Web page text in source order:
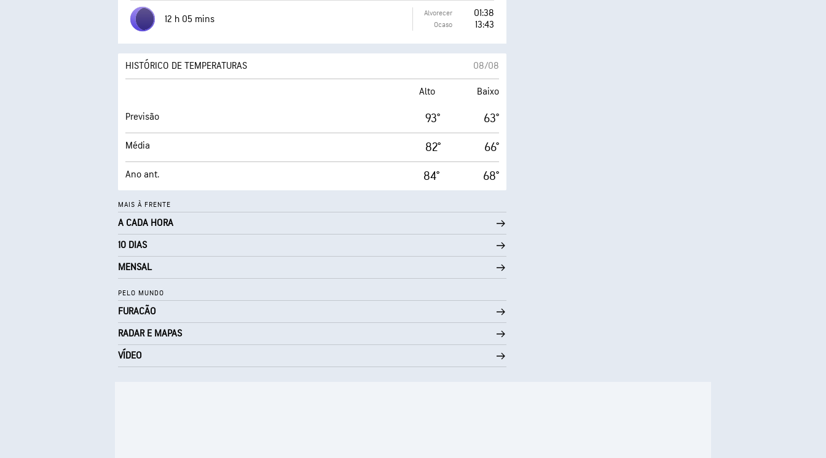
12 h 05 mins Alvorecer 01:38
Ocaso 13:43
HISTÓRICO DE TEMPERATURAS 08/08
Alto Baixo
Previsão 93° 63°
Média 82° 66°
Ano ant. 84° 68°
MAIS À FRENTE
A CADA HORA
10 DIAS
MENSAL
PELO MUNDO
FURACÃO
RADAR E MAPAS
VÍDEO